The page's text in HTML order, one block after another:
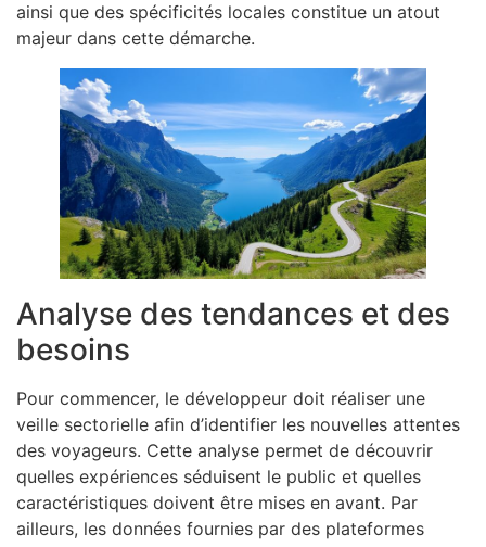
ainsi que des spécificités locales constitue un atout
majeur dans cette démarche.
Analyse des tendances et des
besoins
Pour commencer, le développeur doit réaliser une
veille sectorielle afin d’identifier les nouvelles attentes
des voyageurs. Cette analyse permet de découvrir
quelles expériences séduisent le public et quelles
caractéristiques doivent être mises en avant. Par
ailleurs, les données fournies par des plateformes